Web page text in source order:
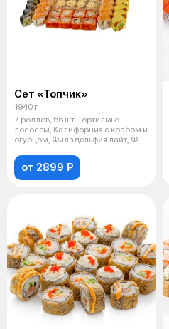
Сет «Топчик»
1940 г
7 роллов, 56 шт. Тортилья с
лососем, Калифорния с крабом и
огурцом, Филадельфия лайт, Ф
от 2899 ₽